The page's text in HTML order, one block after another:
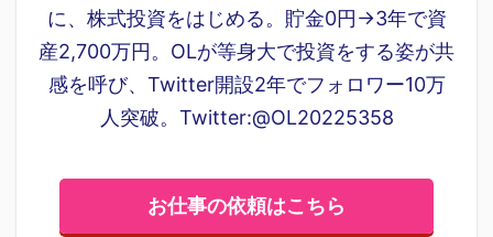
に、株式投資をはじめる。貯金0円→3年で資
産2,700万円。OLが等身大で投資をする姿が共
感を呼び、Twitter開設2年でフォロワー10万
人突破。Twitter:@OL20225358
お仕事の依頼はこちら